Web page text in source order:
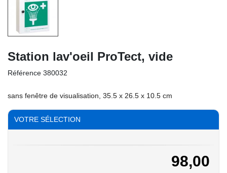
Station lav'oeil ProTect, vide
Référence 380032
sans fenêtre de visualisation, 35.5 x 26.5 x 10.5 cm
VOTRE SÉLECTION
98,00